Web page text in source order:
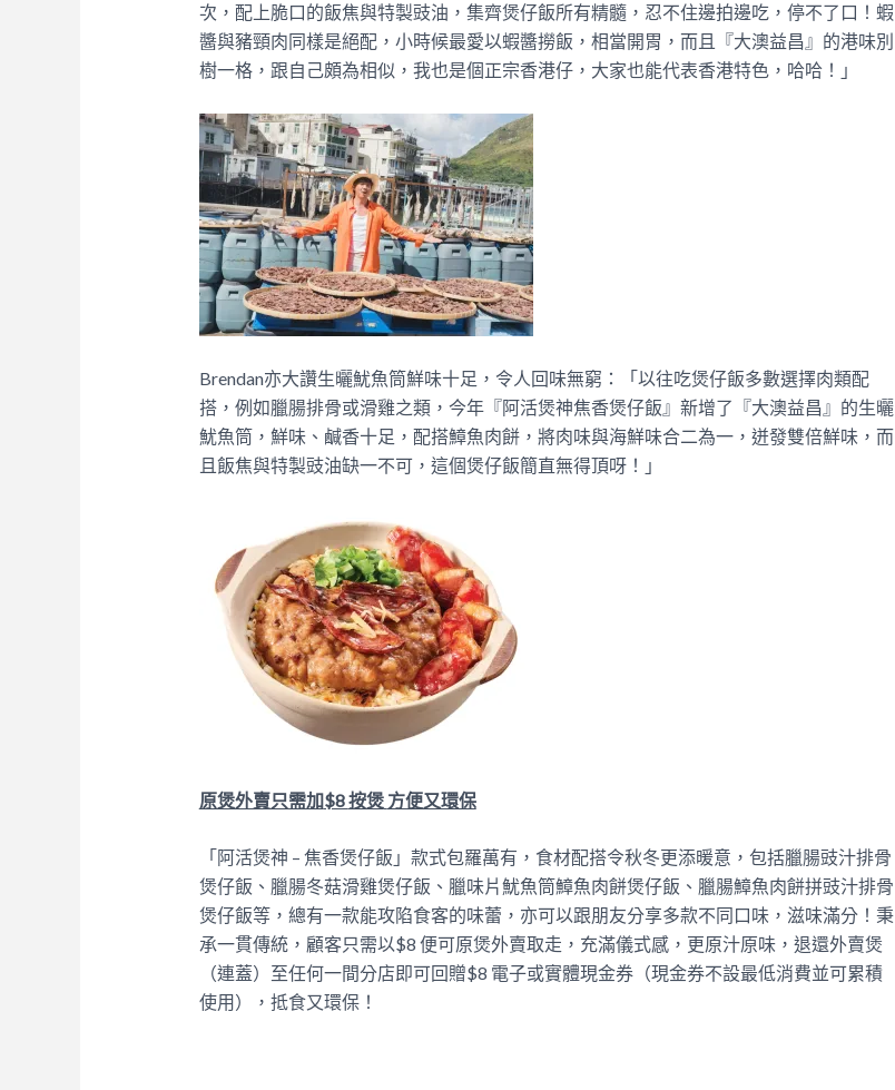
次，配上脆口的飯焦與特製豉油，集齊煲仔飯所有精髓，忍不住邊拍邊吃，停不了口！蝦
醬與豬頸肉同樣是絕配，小時候最愛以蝦醬撈飯，相當開胃，而且『大澳益昌』的港味別
樹一格，跟自己頗為相似，我也是個正宗香港仔，大家也能代表香港特色，哈哈！」
Brendan亦大讚生曬魷魚筒鮮味十足，令人回味無窮：「以往吃煲仔飯多數選擇肉類配
搭，例如臘腸排骨或滑雞之類，今年『阿活煲神焦香煲仔飯』新增了『大澳益昌』的生曬
魷魚筒，鮮味、鹹香十足，配搭鱆魚肉餅，將肉味與海鮮味合二為一，迸發雙倍鮮味，而
且飯焦與特製豉油缺一不可，這個煲仔飯簡直無得頂呀！」
原煲外賣只需加$8按煲 方便又環保
「阿活煲神 – 焦香煲仔飯」款式包羅萬有，食材配搭令秋冬更添暖意，包括臘腸豉汁排骨
煲仔飯、臘腸冬菇滑雞煲仔飯、臘味片魷魚筒鱆魚肉餅煲仔飯、臘腸鱆魚肉餅拼豉汁排骨
煲仔飯等，總有一款能攻陷食客的味蕾，亦可以跟朋友分享多款不同口味，滋味滿分！秉
承一貫傳統，顧客只需以$8 便可原煲外賣取走，充滿儀式感，更原汁原味，退還外賣煲
（連蓋）至任何一間分店即可回贈$8 電子或實體現金券（現金券不設最低消費並可累積
使用），抵食又環保！